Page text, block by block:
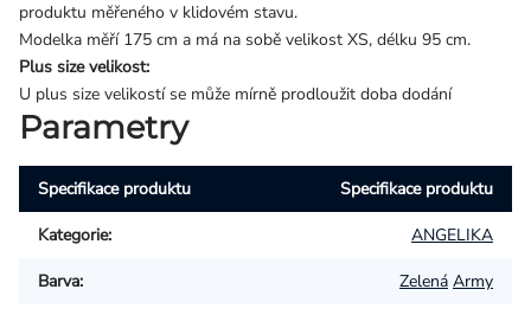
produktu měřeného v klidovém stavu.
Modelka měří 175 cm a má na sobě velikost XS, délku 95 cm.
Plus size velikost:
U plus size velikostí se může mírně prodloužit doba dodání
Parametry
Specifikace produktu Specifikace produktu
Kategorie: ANGELIKA
Barva: Zelená Army